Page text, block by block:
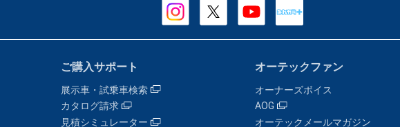
ご購入サポート
展示車・試乗車検索
カタログ請求
見積シミュレーター
オーテックファン
オーナーズボイス
AOG
オーテックメールマガジン